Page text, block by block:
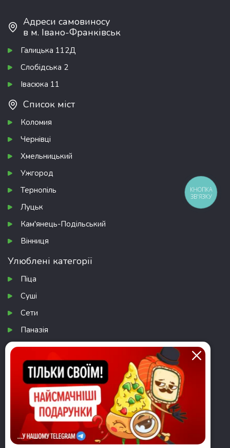
Адреси самовиносу
в м. Івано-Франківськ
Галицька 112Д
Слобідська 2
Івасюка 11
Список міст
Коломия
Чернівці
Хмельницький
Ужгород
Тернопіль
Луцьк
Кам'янець-Подільський
Вінниця
Улюблені категорії
Піца
Суші
Сети
Паназія
Десерти
Комбо
Завантажити додаток
КНОПКА
ЗВ'ЯЗКУ